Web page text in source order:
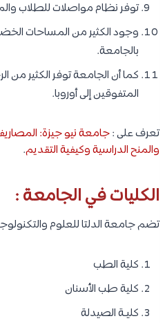
توفر نظام مواصلات للطلاب
وجود الكثير من المساحات
بالجامعة.
كما أن الجامعة توفر الكثير من
المتفوقين إلى أوروبا.
تعرف على :جامعة نيو جيزة:
والمنح الدراسية وكيفية التقديم.
الكليات في الجامعة :
تضم جامعة الدلتا للعلوم والتكنولوجيا 6 كليات، وهم كما
كلية الطب
كلية طب الأسنان
كليـة الصيدلة